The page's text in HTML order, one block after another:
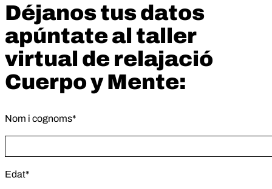
Déjanos tus datos
apúntate al taller
virtual de relajació
Cuerpo y Mente:
Nom i cognoms*
Edat*